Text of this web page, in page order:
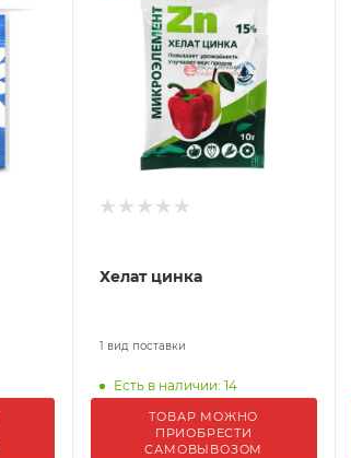
Хелат цинка
1 вид поставки
Есть в наличии: 14
ТОВАР МОЖНО
ПРИОБРЕСТИ
САМОВЫВОЗОМ